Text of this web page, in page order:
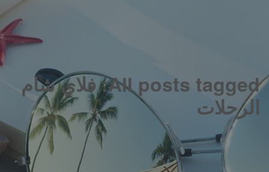
All posts tagged: فلاي شام
الرحلات